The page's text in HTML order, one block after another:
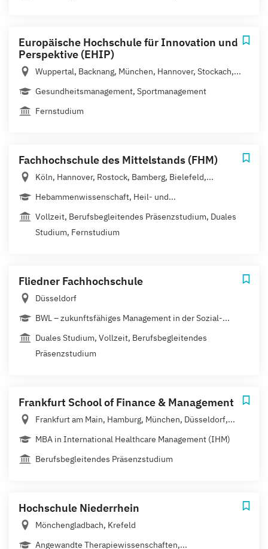
Europäische Hochschule für Innovation und
Perspektive (EHIP)
Wuppertal, Backnang, München, Hannover, Stockach,...
Gesundheitsmanagement, Sportmanagement
Fernstudium
Fachhochschule des Mittelstands (FHM)
Köln, Hannover, Rostock, Bamberg, Bielefeld,...
Hebammenwissenschaft, Heil- und...
Vollzeit, Berufsbegleitendes Präsenzstudium, Duales
Studium, Fernstudium
Fliedner Fachhochschule
Düsseldorf
BWL – zukunftsfähiges Management in der Sozial-...
Duales Studium, Vollzeit, Berufsbegleitendes
Präsenzstudium
Frankfurt School of Finance & Management
Frankfurt am Main, Hamburg, München, Düsseldorf,...
MBA in International Healthcare Management (IHM)
Berufsbegleitendes Präsenzstudium
Hochschule Niederrhein
Mönchengladbach, Krefeld
Angewandte Therapiewissenschaften,...